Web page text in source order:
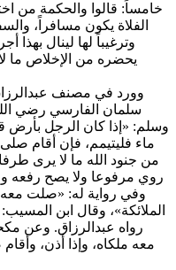
خامساً: قالوا والحكمة من
الفلاة يكون مسافراً،
وترغيباً لها لينال
يحضره من الإخلاص ما
وورد في مصنف
سلمان الفارسي رضي
وسلم: «إذا كان الرجل بأرض
ماء فليتيمم، فإن أقام
من جنود الله ما لا يرى
روي مرفوعا ولا يصح رفعه
وفي رواية له: «صلت معه
الملائكة»، وقال ابن
رواه عبدالرزاق. وعن
معه ملكاه، وإذا أذن،